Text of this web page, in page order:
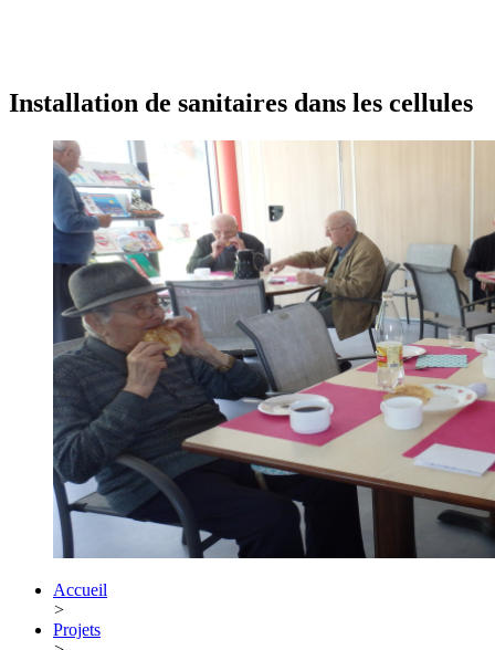
Installation de sanitaires dans les cellules
Accueil
>
Projets